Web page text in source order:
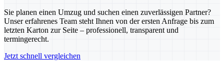
Sie planen einen Umzug und suchen einen zuverlässigen Partner?
Unser erfahrenes Team steht Ihnen von der ersten Anfrage bis zum
letzten Karton zur Seite – professionell, transparent und
termingerecht.
Jetzt schnell vergleichen